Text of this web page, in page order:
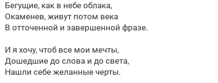
Бегущие, как в небе облака,
Окаменев, живут потом века
В отточенной и завершенной фразе.
И я хочу, чтоб все мои мечты,
Дошедшие до слова и до света,
Нашли себе желанные черты.